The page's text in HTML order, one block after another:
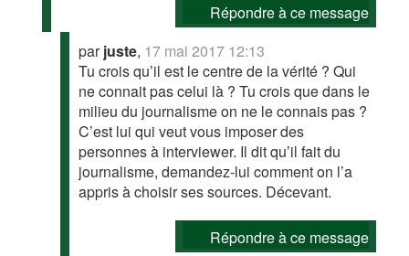
Répondre à ce message
parjuste, 17 mai 2017 12:13
Tu crois qu’il est le centre de la vérité ? Qui
ne connait pas celui là ? Tu crois que dans le
milieu du journalisme on ne le connais pas ?
C’est lui qui veut vous imposer des
personnes à interviewer. Il dit qu’il fait du
journalisme, demandez-lui comment on l’a
appris à choisir ses sources. Décevant.
Répondre à ce message